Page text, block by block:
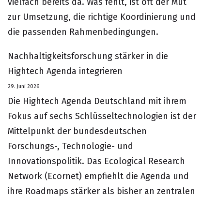
zur Umsetzung, die richtige Koordinierung und
die passenden Rahmenbedingungen.
Nachhaltigkeitsforschung stärker in die
Hightech Agenda integrieren
29. Juni 2026
Die Hightech Agenda Deutschland mit ihrem
Fokus auf sechs Schlüsseltechnologien ist der
Mittelpunkt der bundesdeutschen
Forschungs-, Technologie- und
Innovationspolitik. Das Ecological Research
Network (Ecornet) empfiehlt die Agenda und
ihre Roadmaps stärker als bisher an zentralen